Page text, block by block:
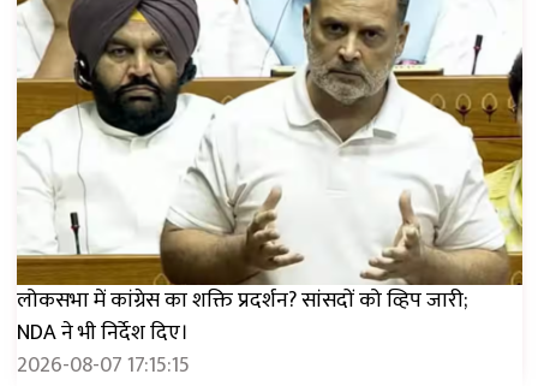
लोकसभा में कांग्रेस का शक्ति प्रदर्शन? सांसदों को व्हिप जारी;
NDA ने भी निर्देश दिए।
2026-08-07 17:15:15